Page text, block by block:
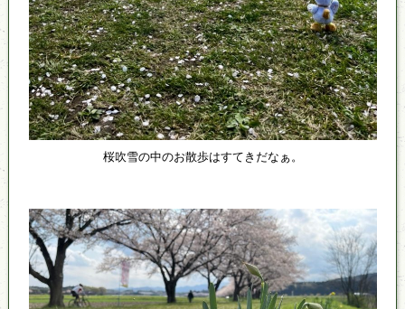
桜吹雪の中のお散歩はすてきだなぁ。